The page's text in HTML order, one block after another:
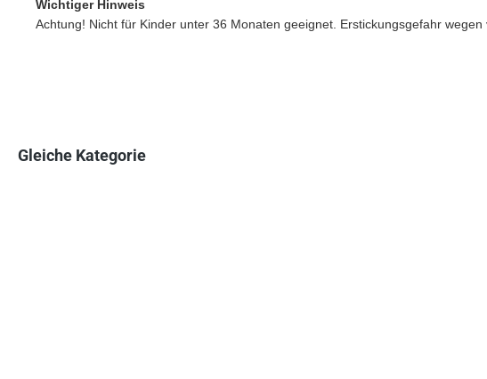
Wichtiger Hinweis
Achtung! Nicht für Kinder unter 36 Monaten geeignet. Erstickungsgefahr wegen
Gleiche Kategorie